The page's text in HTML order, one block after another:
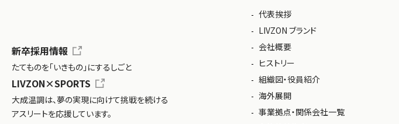
新卒採用情報
たてものを「いきもの」にするしごと
LIVZON×SPORTS
大成温調は、夢の実現に向けて挑戦を続ける
アスリートを応援しています。
代表挨拶
LIVZON ブランド
会社概要
ヒストリー
組織図・役員紹介
海外展開
事業拠点・関係会社一覧